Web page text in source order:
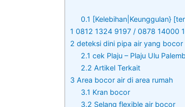
0.1 [Kelebihan|Keunggulan}
1 0812 1324 9197 / 0878 14000
2 deteksi dini pipa air yang bocor
2.1 cek Plaju – Plaju Ulu
2.2 Artikel Terkait
3 Area bocor air di area rumah
3.1 Kran bocor
3.2 Selang flexible air bocor